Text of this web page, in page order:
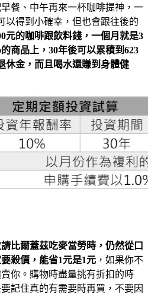
餐、中午再來一杯咖啡提神，一
以得到小確幸，但也會跟往後的
元的咖啡跟飲料錢，一個月就是3
商品上，30年後可以累積到623
休金，而且喝水還賺到身體健
比爾蓋茲吃麥當勞時，仍然從口
殺價，能省1元是1元 ，如果你不
你。購物時盡量挑有折扣的時
記住真的有需要時再買，不要因